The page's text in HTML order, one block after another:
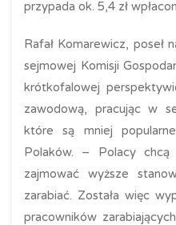
przypada ok. 5,4 zł
Rafał Komarewicz, poseł
sejmowej Komisji
krótkofalowej
zawodową, pracując w
które są mniej
Polaków. – Polacy
zajmować wyższe
zarabiać. Została więc
pracowników